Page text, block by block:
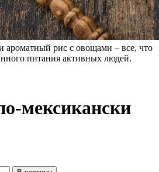
ароматный рис с овощами – все, что
питания активных людей.
мексикански